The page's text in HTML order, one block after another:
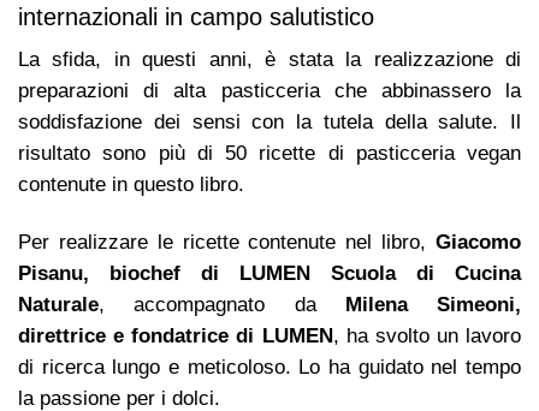
internazionali in campo salutistico
La sfida, in questi anni, è stata la realizzazione di
preparazioni di alta pasticceria che abbinassero la
soddisfazione dei sensi con la tutela della salute. Il
risultato sono più di 50 ricette di pasticceria vegan
contenute in questo libro.
Per realizzare le ricette contenute nel libro, Giacomo
Pisanu, biochef di LUMEN Scuola di Cucina
Naturale, accompagnato da Milena Simeoni,
direttrice e fondatrice di LUMEN, ha svolto un lavoro
di ricerca lungo e meticoloso. Lo ha guidato nel tempo
la passione per i dolci.